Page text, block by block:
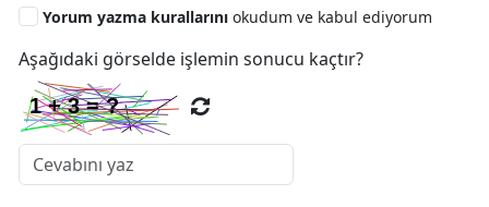
Yorum yazma kurallarını okudum ve kabul ediyorum
Aşağıdaki görselde işlemin sonucu kaçtır?